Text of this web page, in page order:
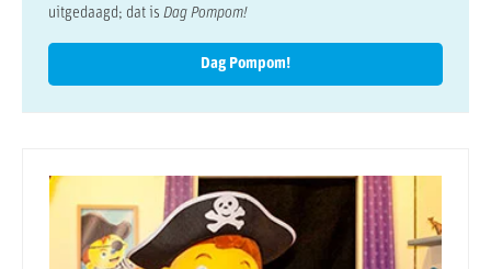
uitgedaagd; dat is Dag Pompom!
Dag Pompom!